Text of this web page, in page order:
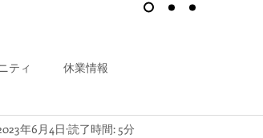
ティ 休業情報
年6月4日 読了時間: 5分